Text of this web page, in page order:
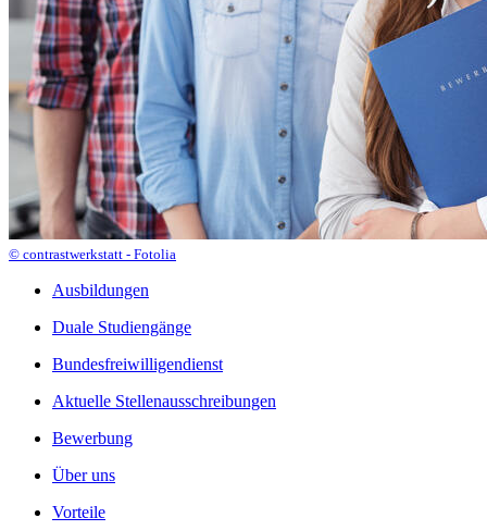
© contrastwerkstatt - Fotolia
Ausbildungen
Duale Studiengänge
Bundesfreiwilligendienst
Aktuelle Stellenausschreibungen
Bewerbung
Über uns
Vorteile